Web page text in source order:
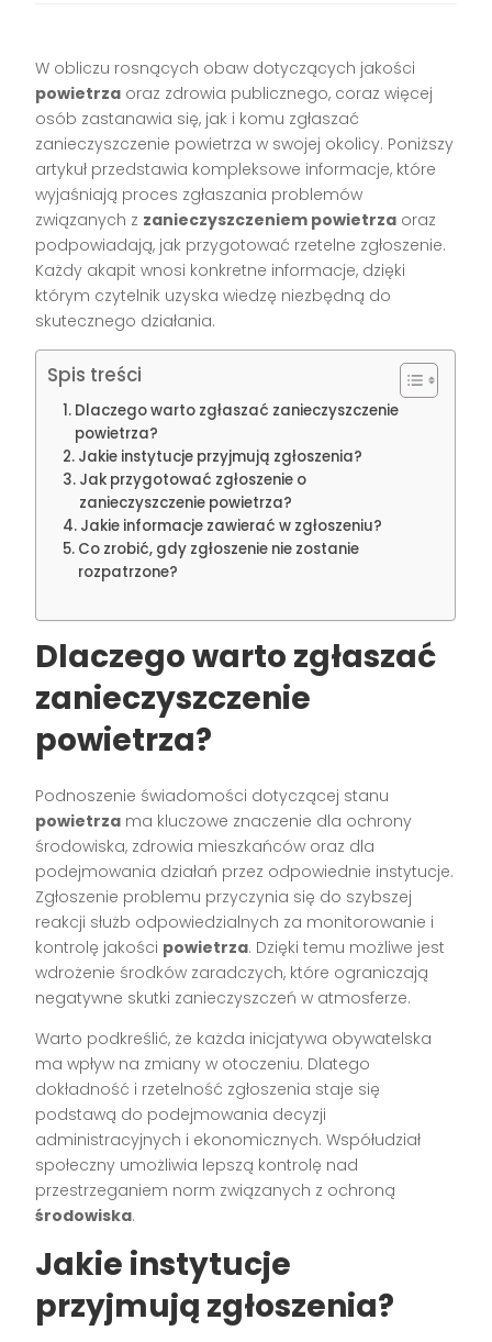
W obliczu rosnących obaw dotyczących jakości
powietrza oraz zdrowia publicznego, coraz więcej
osób zastanawia się, jak i komu zgłaszać
zanieczyszczenie powietrza w swojej okolicy. Poniższy
artykuł przedstawia kompleksowe informacje, które
wyjaśniają proces zgłaszania problemów
związanych z zanieczyszczeniem powietrza oraz
podpowiadają, jak przygotować rzetelne zgłoszenie.
Każdy akapit wnosi konkretne informacje, dzięki
którym czytelnik uzyska wiedzę niezbędną do
skutecznego działania.
Spis treści
Dlaczego warto zgłaszać zanieczyszczenie
powietrza?
Jakie instytucje przyjmują zgłoszenia?
Jak przygotować zgłoszenie o
zanieczyszczenie powietrza?
Jakie informacje zawierać w zgłoszeniu?
Co zrobić, gdy zgłoszenie nie zostanie
rozpatrzone?
Dlaczego warto zgłaszać
zanieczyszczenie
powietrza?
Podnoszenie świadomości dotyczącej stanu
powietrza ma kluczowe znaczenie dla ochrony
środowiska, zdrowia mieszkańców oraz dla
podejmowania działań przez odpowiednie instytucje.
Zgłoszenie problemu przyczynia się do szybszej
reakcji służb odpowiedzialnych za monitorowanie i
kontrolę jakości powietrza. Dzięki temu możliwe jest
wdrożenie środków zaradczych, które ograniczają
negatywne skutki zanieczyszczeń w atmosferze.
Warto podkreślić, że każda inicjatywa obywatelska
ma wpływ na zmiany w otoczeniu. Dlatego
dokładność i rzetelność zgłoszenia staje się
podstawą do podejmowania decyzji
administracyjnych i ekonomicznych. Współudział
społeczny umożliwia lepszą kontrolę nad
przestrzeganiem norm związanych z ochroną
środowiska.
Jakie instytucje
przyjmują zgłoszenia?